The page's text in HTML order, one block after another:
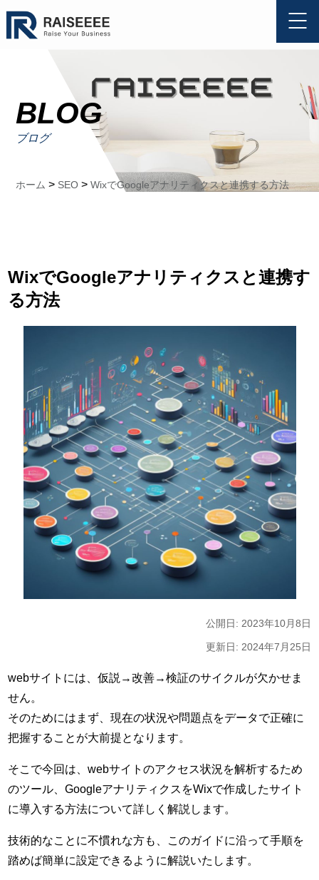
BLOG
ブログ
ホーム > SEO >WixでGoogleアナリティクスと連携する方法
WixでGoogleアナリティクスと連携す
る方法
公開日: 2023年10月8日
更新日: 2024年7月25日
webサイトには、仮説→改善→検証のサイクルが欠かせま
せん。
そのためにはまず、現在の状況や問題点をデータで正確に
把握することが大前提となります。
そこで今回は、webサイトのアクセス状況を解析するため
のツール、GoogleアナリティクスをWixで作成したサイト
に導入する方法について詳しく解説します。
技術的なことに不慣れな方も、このガイドに沿って手順を
踏めば簡単に設定できるように解説いたします。